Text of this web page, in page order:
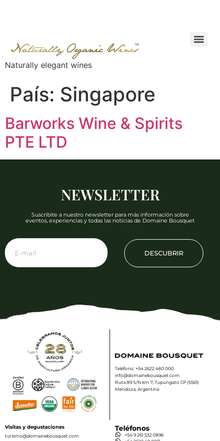
Naturally elegant wines
País: Singapore
Barworks Wine & Spirits
PTE LTD
NEWSLETTER
Suscribite a nuestro newsletter para más información sobre
eventos, experiencias y todas las noticias de Domaine Bousquet
DESCUBRIR
Teléfono: +54 2622 480 000
info@domainebousquet.com
Ruta 89 S/N km 7, Tupungato CP (5561)
Mendoza, Argentina
Visitas y degustaciones
turismo@domainebousquet.com
Teléfonos
+54 9 261 532 0896